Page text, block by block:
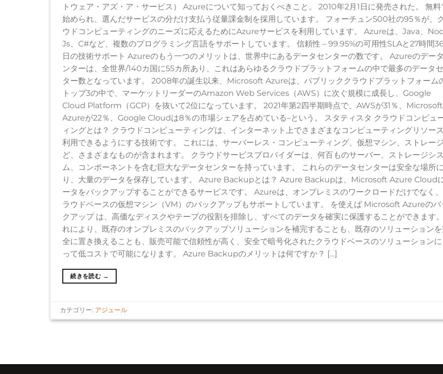
トウェア・アズ・ア・サービス） Azureについて知っておくべきこと。 2010年2月1日に発売された。 無料
始められ、選んだサービスの分だけ支払う従量課金制を採用しています。 フォーチュン500社の95％が、
ウドコンピューティングのニーズに応えるためにAzureサービスを利用しています。 Azureは、Java、
Js、C#など、複数のプログラミング言語をサポートしています。 信頼性 – 99.95%の可用性SLAと27時間
日の技術サポート Azureのもう一つのメリットは、世界中にあるデータセンターの数です。 Azureのデー
ンターは、全世界/140カ国に55カ所あり、これはあらゆるクラウドプラットフォームの中で最多のデータ
ター数となっています。 2008年の誕生以来、Microsoft Azureは、パブリッククラウドプラットフォーム
トップ3の中で、マーケットリーダーのAmazon Web Services（AWS）に次ぐ規模に成長し、Google
Cloud Platform（GCP）を抜いて2位になっています。 2021年第2四半期時点で、AWSが31％、Microsoft
Azureが22％、Google Cloudは8％の市場シェアを占めている–という。 スタティスタ クラウドコンピュ
ィングとは？ クラウドコンピューティングは、インターネット上でさまざまなコンピューティングリソー
利用できるようにする技術です。 これには、サーバーレス・コンピューティング、仮想マシン、ストレー
ど、さまざまなものが含まれます。 クラウドサービスプロバイダーは、何百ものサーバー、ストレージシ
ム、コンポーネントを含む巨大なデータセンターを持っています。 これらのデータセンターは安全な場所
り、大量のデータを保存しています。 Azure Backupとは？ Azure Backupは、Microsoft Azure Cloud
ータをバックアップすることができるサービスです。 Azureは、オンプレミスのワークロードだけでなく
ラウドベースの仮想マシン（VM）のバックアップもサポートしています。 を使えば Microsoft Azureのバ
クアップ は、高価なディスクやテープの役割を排除し、すべてのデータを確実に保護することができます
れにより、既存のオンプレミスのバックアップソリューションを補完することも、既存のソリューション
全に置き換えることも、販売可能で信頼性が高く、安全で暗号化されたクラウドベースのソリューションに
って低コストで可能になります。 Azure Backupのメリットは何ですか？ […]
続きを読む →
カテゴリー: アジュール